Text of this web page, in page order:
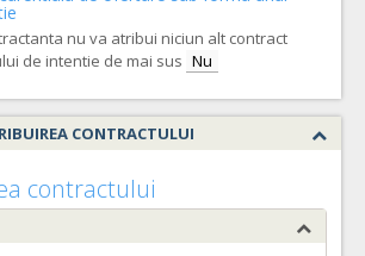
nu va atribui niciun alt contract
de intentie de mai sus Nu
CONTRACTULUI
contractului